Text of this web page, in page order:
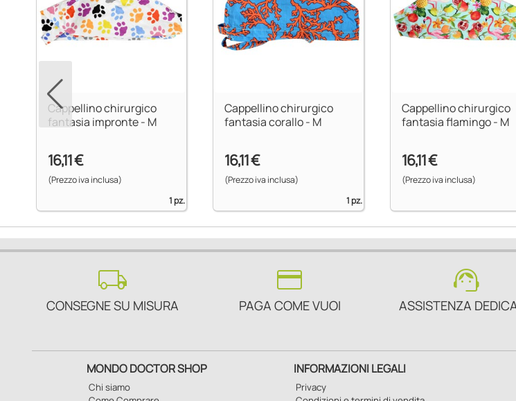
Cappellino chirurgico
fantasia impronte - M
16,11 €
(Prezzo iva inclusa)
1 pz.
Cappellino chirurgico
fantasia corallo - M
16,11 €
(Prezzo iva inclusa)
1 pz.
Cappellino chirurgico
fantasia flamingo - M
16,11 €
(Prezzo iva inclusa)
local_shipping
CONSEGNE SU MISURA
credit_card
PAGA COME VUOI
support_agent
ASSISTENZA
MONDO DOCTOR SHOP
Chi siamo
INFORMAZIONI LEGALI
Privacy